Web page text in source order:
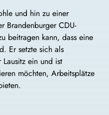
und hin zu einer
Brandenburger CDU-
beitragen kann, dass eine
Er setzte sich als
ein und ist
möchten, Arbeitsplätze